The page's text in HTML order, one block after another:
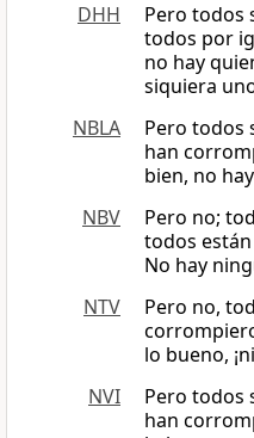
DHH
Pero todos
todos por
no hay
siquiera
NBLA
Pero todos
han
bien, no
NBV
Pero no;
todos
No hay
NTV
Pero no,
lo bueno,
NVI
Pero todos
han